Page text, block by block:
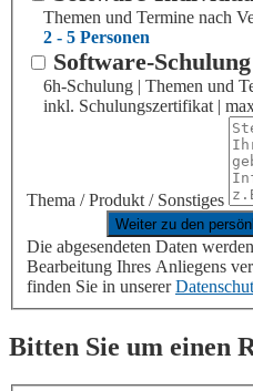
Themen und Termine nach
2 - 5 Personen
Software-Schulung
6h-Schulung | Themen und
inkl. Schulungszertifikat |
Thema / Produkt / Sonstiges
Die abgesendeten Daten
Bearbeitung Ihres Anliegens
finden Sie in unserer
Bitten Sie um einen